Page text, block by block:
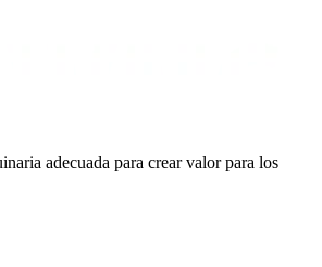
adecuada para crear valor para los